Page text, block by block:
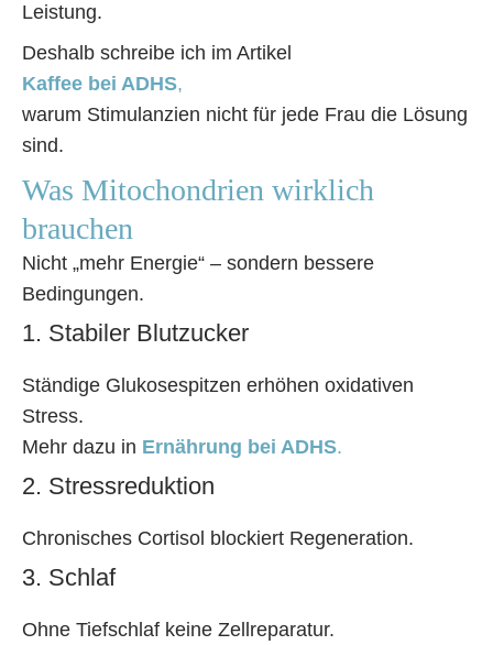
Leistung.
Deshalb schreibe ich im Artikel
Kaffee bei ADHS,
warum Stimulanzien nicht für jede Frau die Lösung
sind.
Was Mitochondrien wirklich
brauchen
Nicht „mehr Energie“ – sondern bessere
Bedingungen.
1. Stabiler Blutzucker
Ständige Glukosespitzen erhöhen oxidativen
Stress.
Mehr dazu in Ernährung bei ADHS.
2. Stressreduktion
Chronisches Cortisol blockiert Regeneration.
3. Schlaf
Ohne Tiefschlaf keine Zellreparatur.